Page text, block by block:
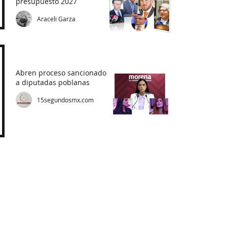
Araceli Garza
Abren proceso sancionador
a diputadas poblanas
15segundosmx.com